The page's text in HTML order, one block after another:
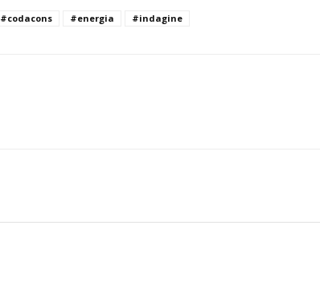
#codacons #energia #indagine